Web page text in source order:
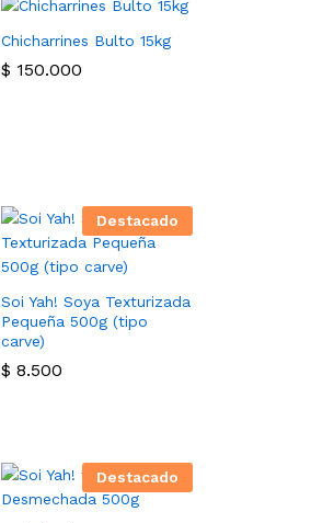
Chicharrines Bulto 15kg
$ 150.000
$ 150.000
Destacado
Soi Yah! Soya Texturizada
Pequeña 500g (tipo
carve)
$ 8.500
$ 8.500
Destacado